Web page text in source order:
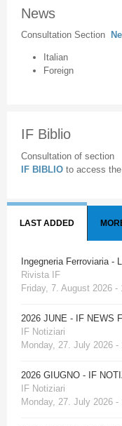
News
Consultation Section
Italian
Foreign
IF Biblio
Consultation of section
IF BIBLIO to access
LAST ADDED
Ingegneria Ferroviaria -
Rivista IF
Friday, 7. August 2026 -
2026 JUNE - IF NEWS
IF Notiziari
Monday, 27. July 2026 -
2026 GIUGNO - IF
IF Notiziari
Monday, 27. July 2026 -